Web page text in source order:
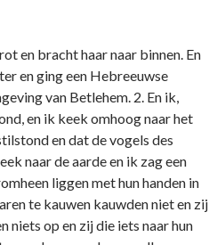
en bracht haar naar binnen. En
en ging een Hebreeuwse
van Betlehem. 2. En ik,
en ik keek omhoog naar het
en dat de vogels des
naar de aarde en ik zag een
liggen met hun handen in
te kauwen kauwden niet en zij
niets op en zij die iets naar hun